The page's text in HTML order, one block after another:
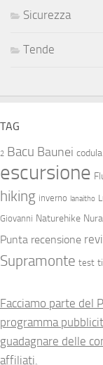
Sicurezza
Tende
TAG
2 Bacu Baunei codula
escursione
hiking inverno lanaitho
Giovanni Naturehike
Punta recensione
Supramonte test
Facciamo parte del
programma
guadagnare delle
affiliati.